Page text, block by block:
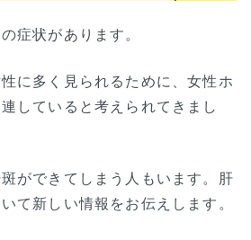
症状があります。
に多く見られるために、女性ホ
していると考えられてきまし
ができてしまう人もいます。肝
て新しい情報をお伝えします。